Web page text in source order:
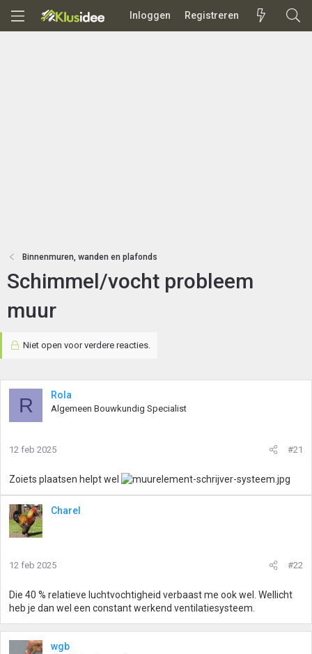
Inloggen Registreren
Binnenmuren, wanden en plafonds
Schimmel/vocht probleem
muur
Niet open voor verdere reacties.
R Rola
Algemeen Bouwkundig Specialist
12 feb 2025 #21
Zoiets plaatsen helpt wel
Charel
12 feb 2025 #22
Die 40 % relatieve luchtvochtigheid verbaast me ook wel. Wellicht
heb je dan wel een constant werkend ventilatiesysteem.
wgb